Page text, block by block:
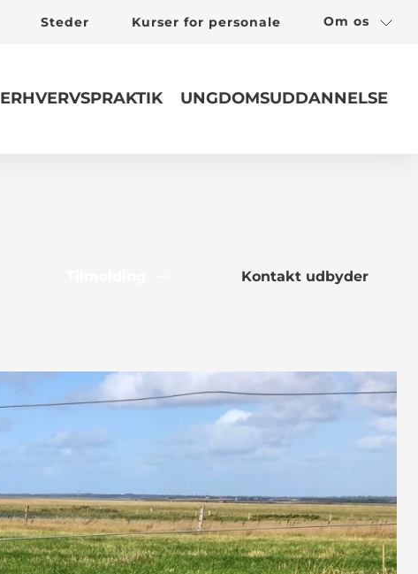
Steder Kurser for personale Om os
ERHVERVSPRAKTIK UNGDOMSUDDANNELSE
Kontakt udbyder